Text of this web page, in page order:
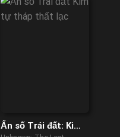
Ẩn số Trái đất: Kim